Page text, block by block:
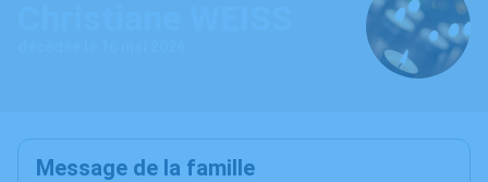
Message de la famille